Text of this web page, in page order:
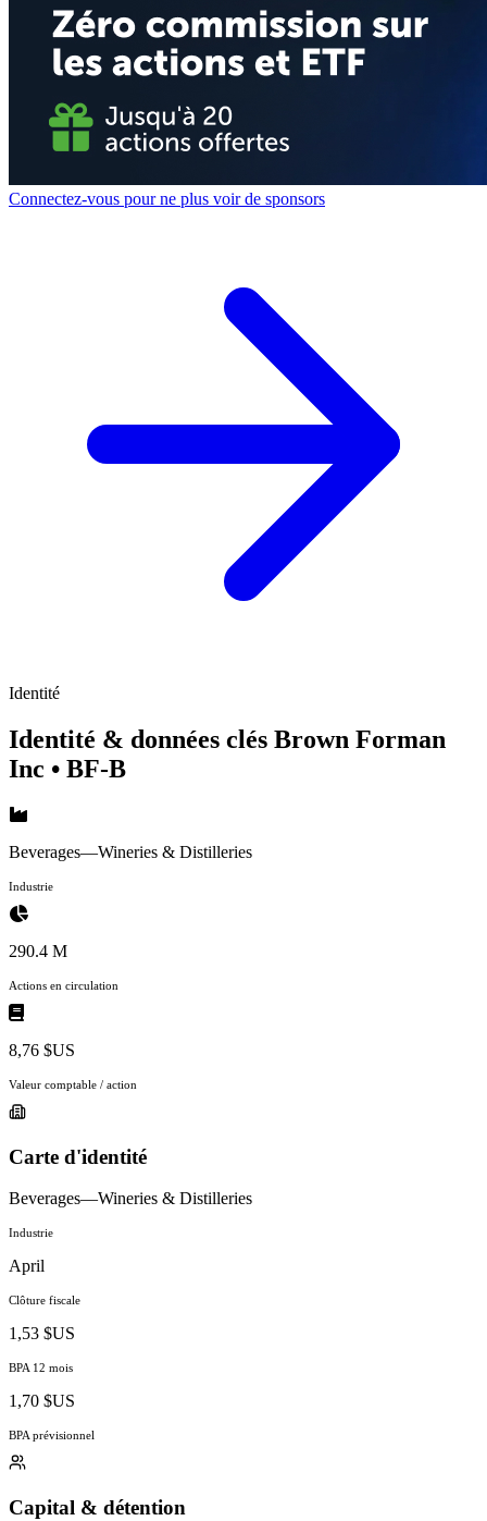
Connectez-vous pour ne plus voir de sponsors
Identité
Identité & données clés Brown Forman
Inc • BF-B
Beverages—Wineries & Distilleries
Industrie
290.4 M
Actions en circulation
8,76 $US
Valeur comptable / action
Carte d'identité
Beverages—Wineries & Distilleries
Industrie
April
Clôture fiscale
1,53 $US
BPA 12 mois
1,70 $US
BPA prévisionnel
Capital & détention